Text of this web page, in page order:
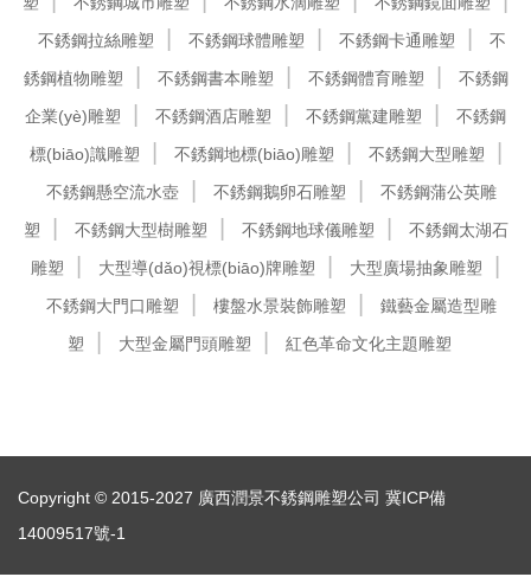
不銹鋼拉絲雕塑
不銹鋼球體雕塑 不銹鋼卡通雕塑
不
銹鋼植物雕塑
不銹鋼書本雕塑 不銹鋼體育雕塑
不銹鋼
企業(yè)雕塑
不銹鋼酒店雕塑 不銹鋼黨建雕塑
不銹鋼
標(biāo)識雕塑
不銹鋼地標(biāo)雕塑
不銹鋼大型雕塑
不銹鋼懸空流水壺
不銹鋼鵝卵石雕塑
不銹鋼蒲公英雕
塑
不銹鋼大型樹雕塑 不銹鋼地球儀雕塑
不銹鋼太湖石
雕塑
大型導(dǎo)視標(biāo)牌雕塑
大型廣場抽象雕塑
不銹鋼大門口雕塑
樓盤水景裝飾雕塑
鐵藝金屬造型雕
塑
大型金屬門頭雕塑 紅色革命文化主題雕塑
Copyright © 2015-2027 廣西潤景不銹鋼雕塑公司 冀ICP備
14009517號-1